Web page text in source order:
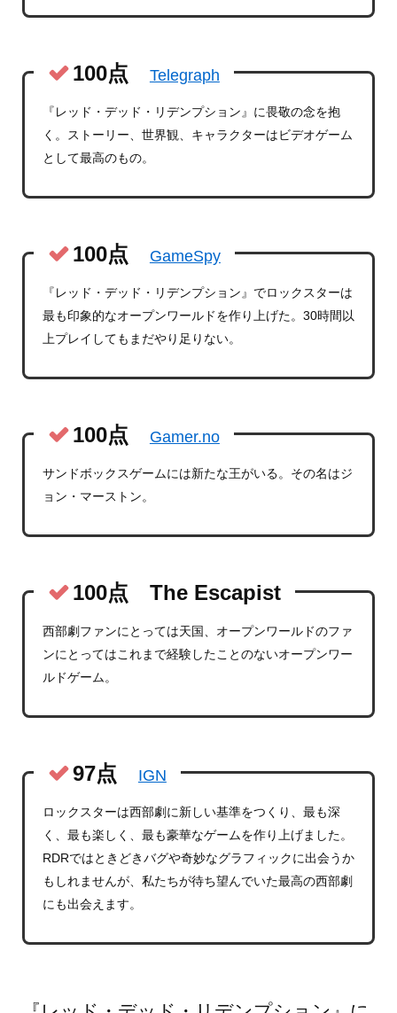
100点 Telegraph
『レッド・デッド・リデンプション』に畏敬の念を抱
く。ストーリー、世界観、キャラクターはビデオゲーム
として最高のもの。
100点 GameSpy
『レッド・デッド・リデンプション』でロックスターは
最も印象的なオープンワールドを作り上げた。30時間以
上プレイしてもまだやり足りない。
100点 Gamer.no
サンドボックスゲームには新たな王がいる。その名はジ
ョン・マーストン。
100点 The Escapist
西部劇ファンにとっては天国、オープンワールドのファ
ンにとってはこれまで経験したことのないオープンワー
ルドゲーム。
97点 IGN
ロックスターは西部劇に新しい基準をつくり、最も深
く、最も楽しく、最も豪華なゲームを作り上げました。
RDRではときどきバグや奇妙なグラフィックに出会うか
もしれませんが、私たちが待ち望んでいた最高の西部劇
にも出会えます。